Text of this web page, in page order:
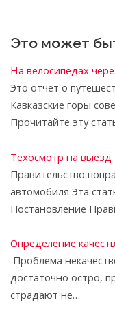
Это может
На велосипедах
Это отчет о
Кавказские горы
Прочитайте эту
Техосмотр на выезд
Правительство
автомобиля Эта
Постановление
Определение
Проблема
достаточно остро,
страдают не…